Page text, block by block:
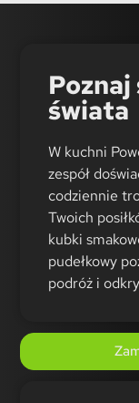
Poznaj
świata
W kuchni
zespół
codziennie
Twoich
kubki
pudełkowy
podróż i